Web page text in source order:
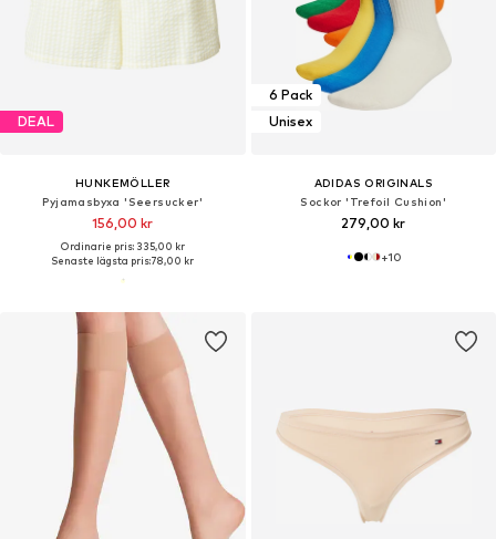
DEAL
HUNKEMÖLLER
Pyjamasbyxa 'Seersucker'
156,00 kr
Ordinarie pris: 335,00 kr
Senaste lägsta pris:78,00 kr
6 Pack
Unisex
ADIDAS ORIGINALS
Sockor 'Trefoil Cushion'
279,00 kr
+10